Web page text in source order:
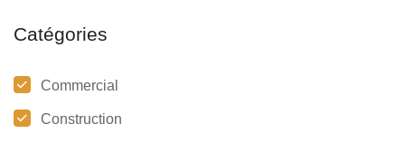
Catégories
Commercial
Construction